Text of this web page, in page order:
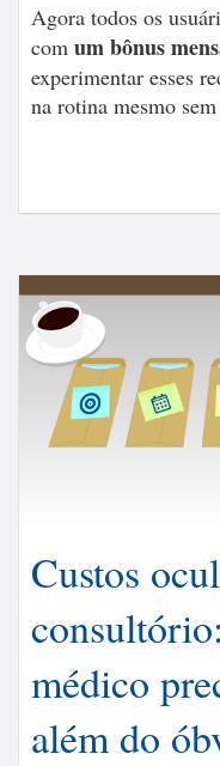
Agora todos os
com um bônus
experimentar esses
na rotina mesmo
Custos
médico
além do